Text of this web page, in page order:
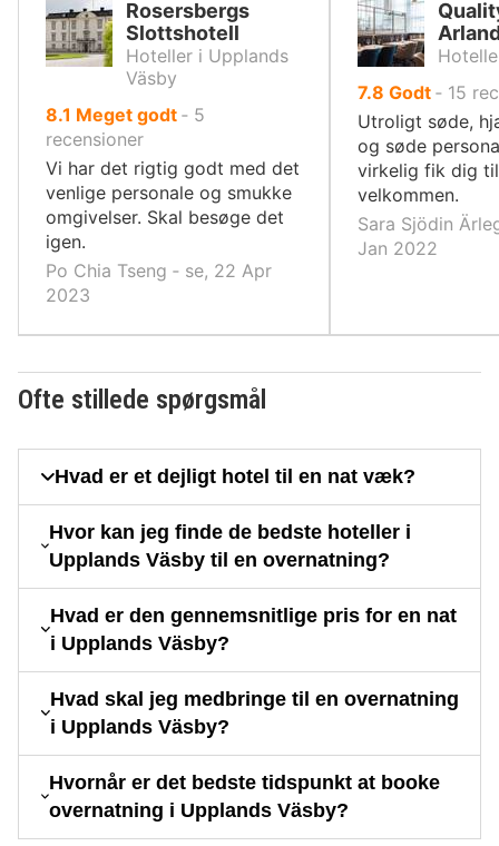
Rosersbergs
Slottshotell
Hoteller i Upplands
Väsby
8.1 ud
af
10,
Meget godt ‐ 5
recensioner
Vi har det rigtig godt med det
venlige personale og smukke
omgivelser. Skal besøge det
igen.
Po Chia Tseng ‐ se, 22 Apr
2023
7.8 ud
af
10,
Godt ‐ 15
Utroligt søde,
og søde
virkelig fik dig
velkommen.
Sara Sjödin
Jan 2022
Ofte stillede spørgsmål
Hvad er et dejligt hotel til en nat væk?
Hvor kan jeg finde de bedste hoteller i
Upplands Väsby til en overnatning?
Hvad er den gennemsnitlige pris for en nat
i Upplands Väsby?
Hvad skal jeg medbringe til en overnatning
i Upplands Väsby?
Hvornår er det bedste tidspunkt at booke
overnatning i Upplands Väsby?